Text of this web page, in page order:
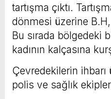
tartışma çıktı.
dönmesi üzerine B.H,
Bu sırada bölgedeki
kadının kalçasına
Çevredekilerin
polis ve sağlık